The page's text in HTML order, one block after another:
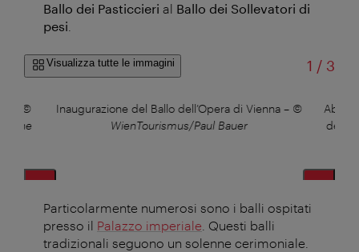
Ballo dei Pasticcieri al Ballo dei Sollevatori di
pesi
Visualizza tutte le immagini 1 /di
3
©
Inaugurazione del Ballo dell’Opera di Vienna – ©
WienTourismus/Paul Bauer
Abiti
del
Particolarmente numerosi sono i balli ospitati
presso il Palazzo imperiale . Questi balli
tradizionali seguono un solenne cerimoniale.